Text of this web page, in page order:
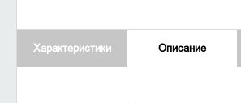
Характеристики Описание